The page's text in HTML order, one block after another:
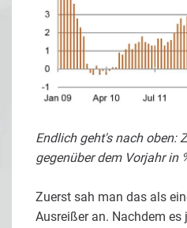
Endlich geht's nach oben:
gegenüber dem Vorjahr in
Zuerst sah man das als
Ausreißer an. Nachdem es